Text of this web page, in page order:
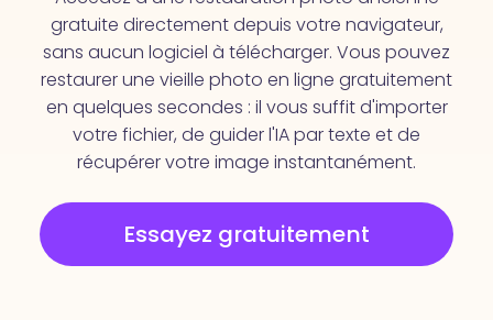
gratuite directement depuis votre navigateur,
sans aucun logiciel à télécharger. Vous pouvez
restaurer une vieille photo en ligne gratuitement
en quelques secondes : il vous suffit d'importer
votre fichier, de guider l'IA par texte et de
récupérer votre image instantanément.
Essayez gratuitement